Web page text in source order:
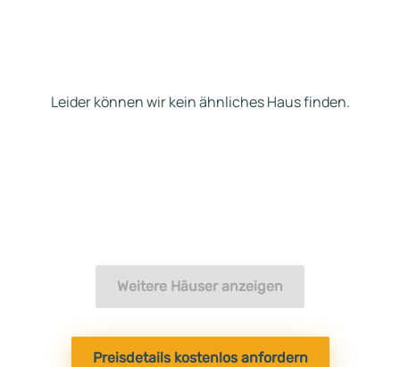
Leider können wir kein ähnliches Haus finden.
Weitere Häuser anzeigen
Preisdetails kostenlos anfordern